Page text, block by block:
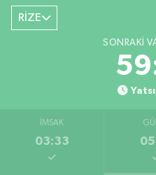
RİZE
SONRAKI
İMSAK
03:33